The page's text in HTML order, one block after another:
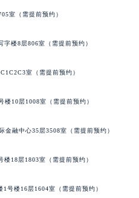
室（需提前预约）
楼8层806室（需提前预约）
室（需提前预约）
10层1008室（需提前预约）
融中心35层3508室（需提前预约）
18层1803室（需提前预约）
号楼16层1604室（需提前预约）